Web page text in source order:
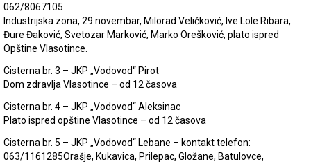
062/8067105
Industrijska zona, 29.novembar, Milorad Veličković, Ive Lole Ribara,
Đure Đaković, Svetozar Marković, Marko Orešković, plato ispred
Opštine Vlasotince.
Cisterna br. 3 – JKP „Vodovod“ Pirot
Dom zdravlja Vlasotince – od 12 časova
Cisterna br. 4 – JKP „Vodovod“ Aleksinac
Plato ispred opštine Vlasotince – od 12 časova
Cisterna br. 5 – JKP „Vodovod“ Lebane – kontakt telefon:
063/1161285Orašje, Kukavica, Prilepac, Gložane, Batulovce,